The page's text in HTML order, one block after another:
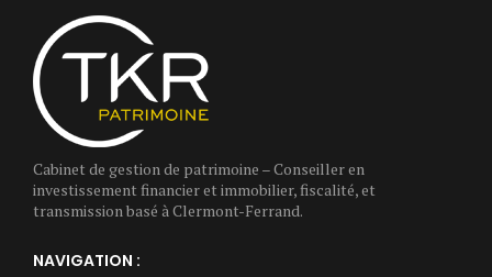
Cabinet de gestion de patrimoine – Conseiller en
investissement financier et immobilier, fiscalité, et
transmission basé à Clermont-Ferrand.
NAVIGATION :